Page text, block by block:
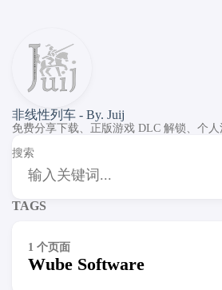
非线性列车 - By. Juij
免费分享下载、正版游戏 DLC 解锁、个
搜索
TAGS
1 个页面
Wube Software